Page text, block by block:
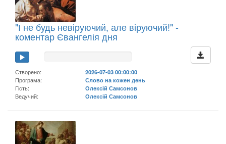
"І не будь невіруючий, але віруючий!" -
коментар Євангелія дня
Створено:
2026-07-03 00:00:00
Програма:
Слово на кожен день
Гість:
Олексій Самсонов
Ведучий:
Олексій Самсонов